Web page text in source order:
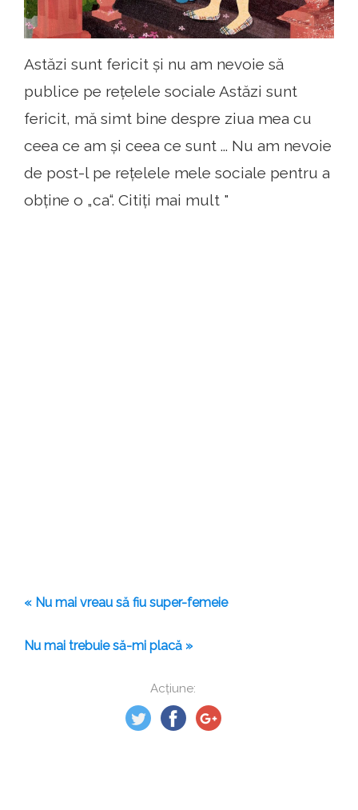
Acțiune:
Astăzi sunt fericit și nu am nevoie să
publice pe rețelele sociale Astăzi sunt
fericit, mă simt bine despre ziua mea cu
ceea ce am și ceea ce sunt ... Nu am nevoie
de post-l pe rețelele mele sociale pentru a
obține o „ca“. Citiți mai mult "
« Nu mai vreau să fiu super-femeie
Nu mai trebuie să-mi placă »